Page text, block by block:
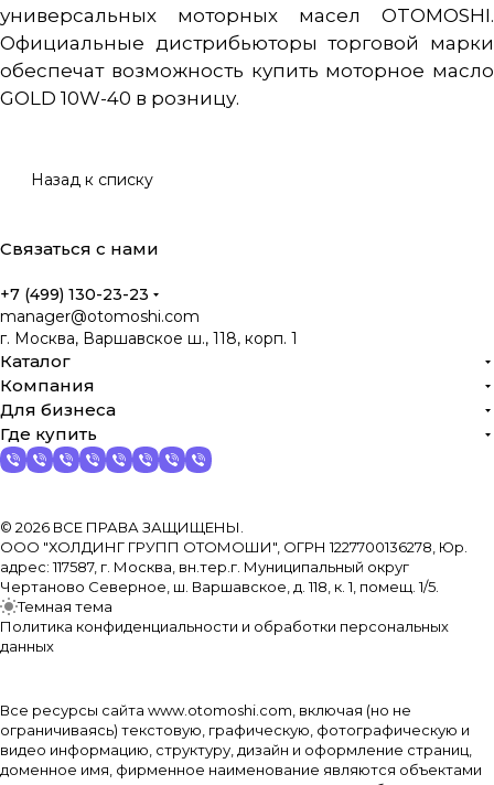
универсальных моторных масел OTOMOSHI.
Официальные дистрибьюторы торговой марки
обеспечат возможность купить моторное масло
GOLD 10W-40 в розницу.
Назад к списку
Связаться с нами
+7 (499) 130-23-23
manager@otomoshi.com
г. Москва, Варшавское ш., 118, корп. 1
Каталог
Компания
Для бизнеса
Где купить
© 2026 ВСЕ ПРАВА ЗАЩИЩЕНЫ.
ООО "ХОЛДИНГ ГРУПП ОТОМОШИ", ОГРН 1227700136278, Юр.
адрес: 117587, г. Москва, вн.тер.г. Муниципальный округ
Чертаново Северное, ш. Варшавское, д. 118, к. 1, помещ. 1/5.
Темная тема
Политика конфиденциальности и обработки персональных
данных
Все ресурсы сайта www.otomoshi.com, включая (но не
ограничиваясь) текстовую, графическую, фотографическую и
видео информацию, структуру, дизайн и оформление страниц,
доменное имя, фирменное наименование являются объектами